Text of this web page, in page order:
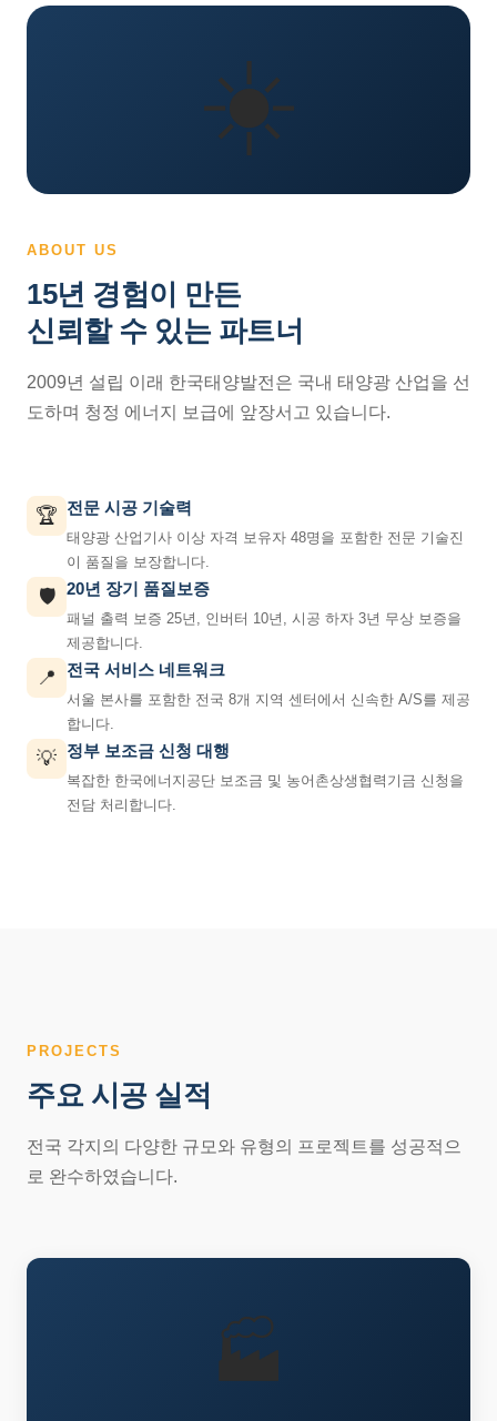
☀️
ABOUT US
15년 경험이 만든
신뢰할 수 있는 파트너
2009년 설립 이래 한국태양발전은 국내 태양광 산업을 선
도하며 청정 에너지 보급에 앞장서고 있습니다.
🏆 전문 시공 기술력
태양광 산업기사 이상 자격 보유자 48명을 포함한 전문 기술진
이 품질을 보장합니다.
🛡️ 20년 장기 품질보증
패널 출력 보증 25년, 인버터 10년, 시공 하자 3년 무상 보증을
제공합니다.
📍 전국 서비스 네트워크
서울 본사를 포함한 전국 8개 지역 센터에서 신속한 A/S를 제공
합니다.
💡 정부 보조금 신청 대행
복잡한 한국에너지공단 보조금 및 농어촌상생협력기금 신청을
전담 처리합니다.
PROJECTS
주요 시공 실적
전국 각지의 다양한 규모와 유형의 프로젝트를 성공적으
로 완수하였습니다.
🏭